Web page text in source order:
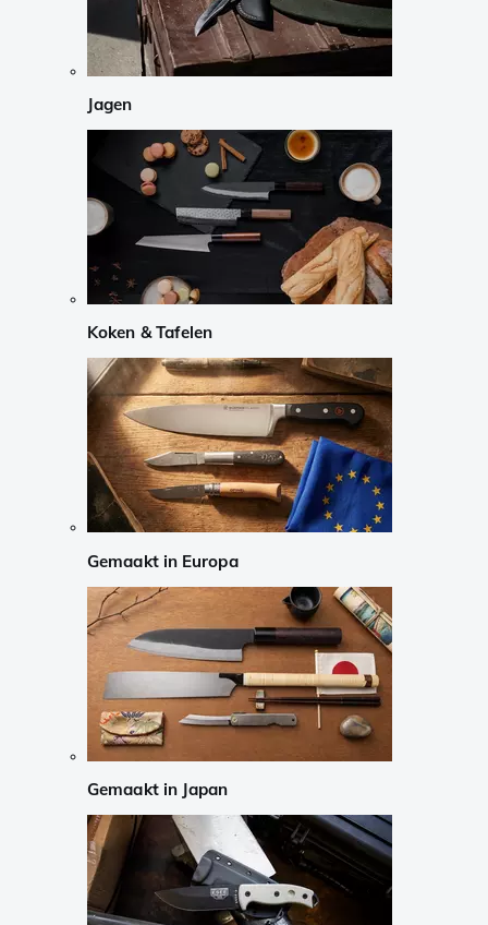
Jagen
Koken & Tafelen
Gemaakt in Europa
Gemaakt in Japan